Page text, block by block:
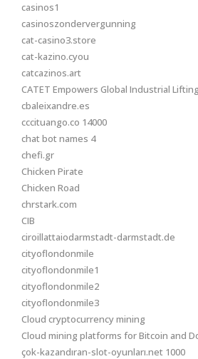
casinos1
casinoszondervergunning
cat-casino3.store
cat-kazino.cyou
catcazinos.art
CATET Empowers Global Industrial
cbaleixandre.es
cccituango.co 14000
chat bot names 4
chefi.gr
Chicken Pirate
Chicken Road
chrstark.com
CIB
ciroillattaiodarmstadt-darmstadt.de
cityoflondonmile
cityoflondonmile1
cityoflondonmile2
cityoflondonmile3
Cloud cryptocurrency mining
Cloud mining platforms for Bitcoin and
çok-kazandıran-slot-oyunları.net 1000